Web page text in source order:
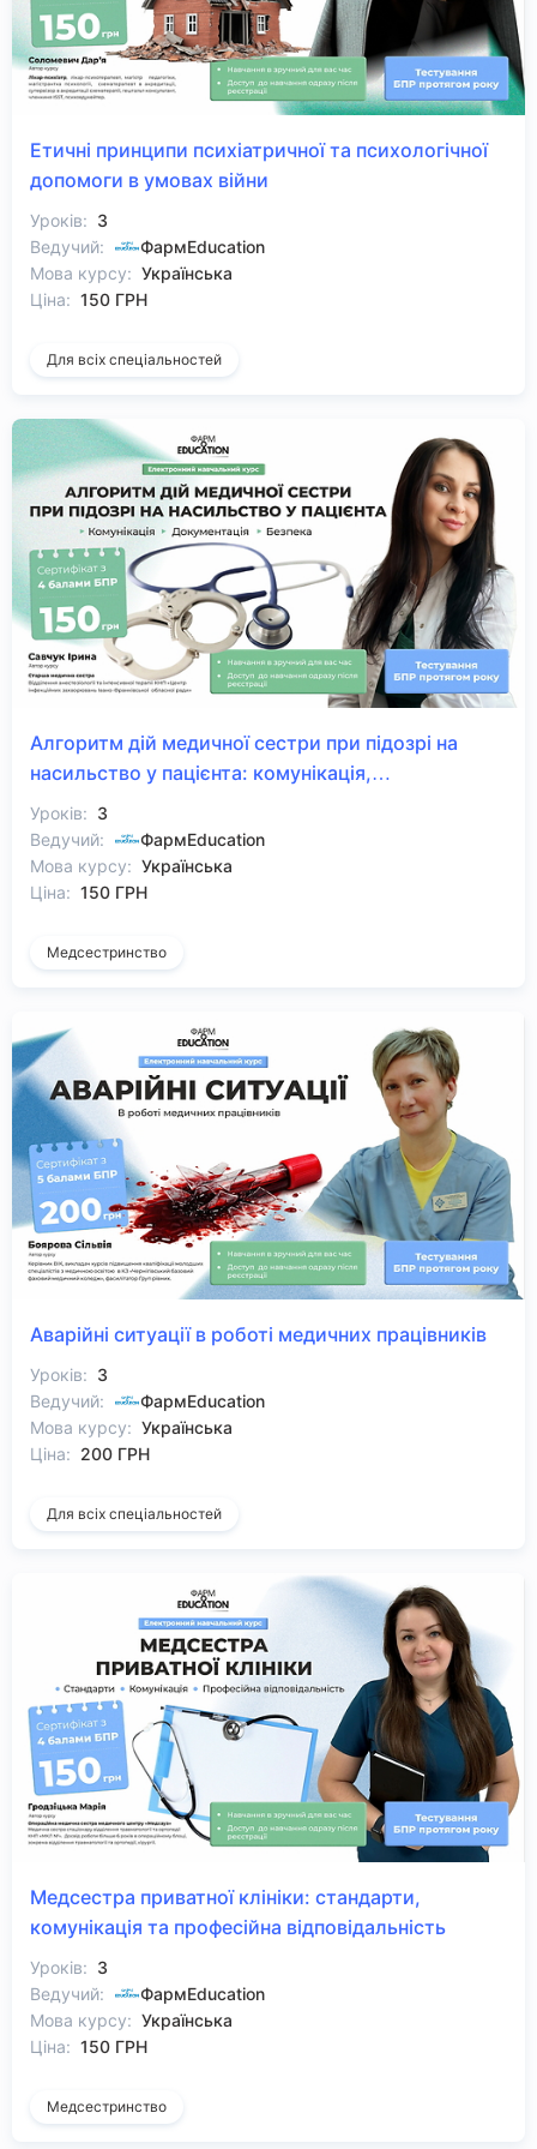
Етичні принципи психіатричної та психологічної
допомоги в умовах війни
Уроків: 3
Ведучий:
ФармEducation
Мова курсу: Українська
Ціна: 150 ГРН
Для всіх спеціальностей
Алгоритм дій медичної сестри при підозрі на
насильство у пацієнта: комунікація,
документація, безпека
Уроків: 3
Ведучий:
ФармEducation
Мова курсу: Українська
Ціна: 150 ГРН
Медсестринство
Аварійні ситуації в роботі медичних працівників
Уроків: 3
Ведучий:
ФармEducation
Мова курсу: Українська
Ціна: 200 ГРН
Для всіх спеціальностей
Медсестра приватної клініки: стандарти,
комунікація та професійна відповідальність
Уроків: 3
Ведучий:
ФармEducation
Мова курсу: Українська
Ціна: 150 ГРН
Медсестринство